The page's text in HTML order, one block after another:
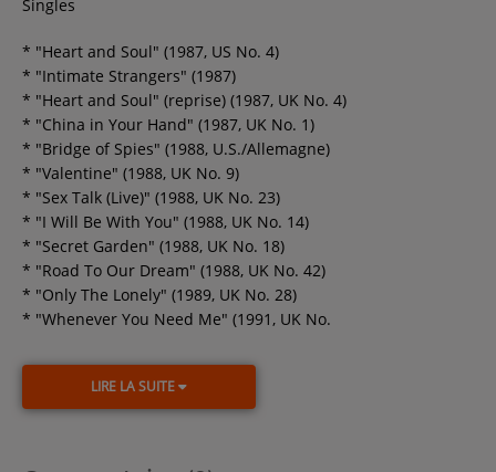
Singles
* "Heart and Soul" (1987, US No. 4)
* "Intimate Strangers" (1987)
* "Heart and Soul" (reprise) (1987, UK No. 4)
* "China in Your Hand" (1987, UK No. 1)
* "Bridge of Spies" (1988, U.S./Allemagne)
* "Valentine" (1988, UK No. 9)
* "Sex Talk (Live)" (1988, UK No. 23)
* "I Will Be With You" (1988, UK No. 14)
* "Secret Garden" (1988, UK No. 18)
* "Road To Our Dream" (1988, UK No. 42)
* "Only The Lonely" (1989, UK No. 28)
* "Whenever You Need Me" (1991, UK No.
LIRE LA SUITE